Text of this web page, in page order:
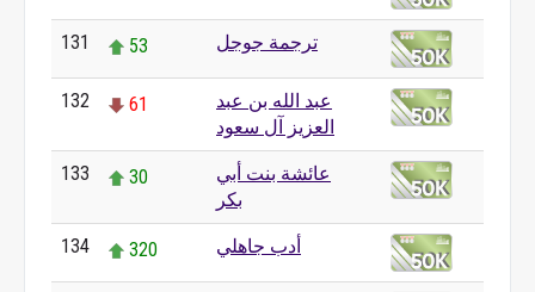
131 53 ترجمة جوجل
132 61
عبد الله بن عبد
العزيز آل سعود
133 30
عائشة بنت أبي
بكر
134 320 أدب جاهلي